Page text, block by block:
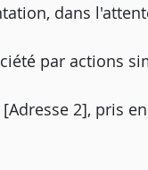
dans
par actions
2], pris